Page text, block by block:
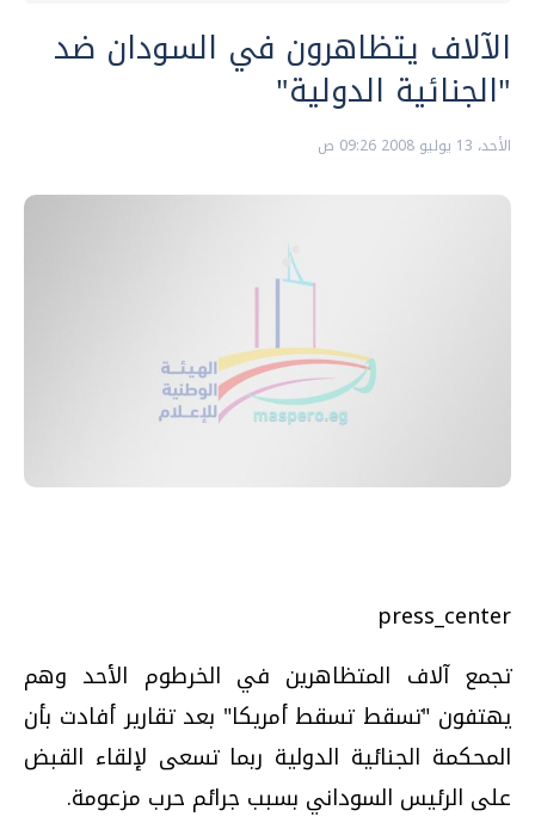
الآلاف يتظاهرون في السودان ضد
"الجنائية الدولية"
الأحد، 13 يوليو 2008 09:26 ص
press_center
تجمع آلاف المتظاهرين في الخرطوم الأحد وهم
يهتفون "تسقط تسقط أمريكا" بعد تقارير أفادت بأن
المحكمة الجنائية الدولية ربما تسعى لإلقاء القبض
على الرئيس السوداني بسبب جرائم حرب مزعومة.